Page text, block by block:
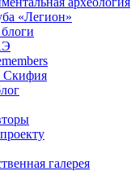
«Легион»
Скифия
галерея